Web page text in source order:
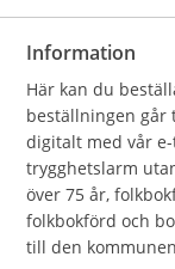
Information
Här kan du
beställningen går
digitalt med vår
trygghetslarm
över 75 år,
folkbokförd och
till den